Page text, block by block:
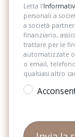
Specchietti
Start & Stop
Supporto
Volante in pelle
Prese usb (2)
Proiettori
Ricezione radio
Sedili anteriori
Sedili rivestiti in
Letta l’
personali a
a società
finanziario,
trattare per le
automatizzate
o email,
qualsiasi altro